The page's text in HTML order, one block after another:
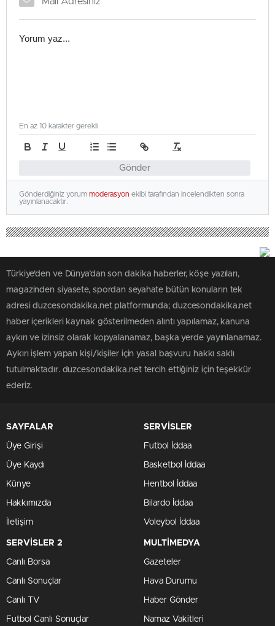
Gönder
En az 10 karakter gerekli
Gönderdiğiniz yorum moderasyon ekibi tarafından incelendikten sonra
yayınlanacaktır.
Türkiye'den ve Dünya’dan son dakika haberler, köşe yazıları,
magazinden siyasete, spordan seyahate bütün konuların tek
adresi duzcesondakika.net platformunda; duzcesondakika.net
haber içerikleri kaynak gösterilmeden alıntı yapılamaz, kanuna
aykırı ve izinsiz olarak kopyalanamaz, başka yerde yayınlanamaz.
Aykırı işlem yapan kişi/kişiler için yasal başvuru hakkı saklı
tutulmaktadır. duzcesondakika.net tercih ettiğiniz için teşekkür
ederiz.
SAYFALAR
Üye Girişi
Üye Kaydı
Künye
Hakkımızda
İletişim
SERVİSLER
Futbol İddaa
Basketbol İddaa
Hentbol İddaa
Bilardo İddaa
Voleybol İddaa
SERVİSLER 2
Canlı Borsa
Canlı Sonuçlar
Canlı TV
Futbol Canlı Sonuçlar
MULTİMEDYA
Gazeteler
Hava Durumu
Haber Gönder
Namaz Vakitleri